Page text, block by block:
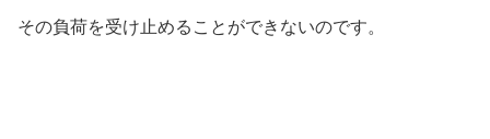
その負荷を受け止めることができないのです。